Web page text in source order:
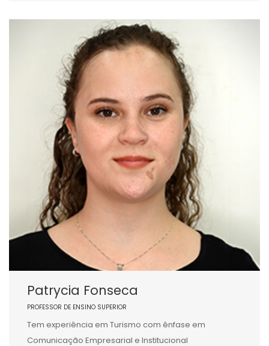
Patrycia Fonseca
PROFESSOR DE ENSINO SUPERIOR
Tem experiência em Turismo com ênfase em
Comunicação Empresarial e Institucional